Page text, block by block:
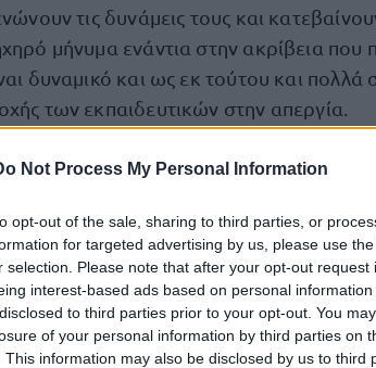
Not Process My Personal Information
opt-out of the sale, sharing to third parties, or
for targeted advertising by us, please use
selection. Please note that after your opt-out request
interest-based ads based on personal
to third parties prior to your opt-out. You
of your personal information by third parties on
This information may also be disclosed by us to third
τις δυνάμεις τους και
μήνυμα ενάντια στην ακρίβεια που
δυναμικό και ως εκ τούτου και
των εκπαιδευτικών στην απεργία.
της ΑΔΕΔΥ γίνεται ιδιαίτερη
σχολεί ου, συρρίκνωσης της Δημόσιας
σχολικών μονάδων».
οι εργαζόμενοι στο δημόσιο θα
και σε άλλες πόλεις της χώρας. Το